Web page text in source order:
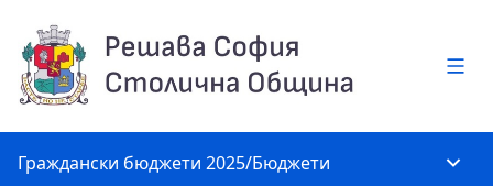
Граждански бюджети 2025/Бюджети